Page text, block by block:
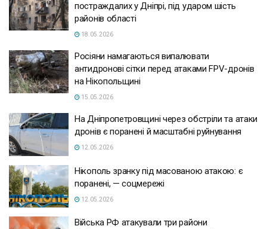
постраждалих у Дніпрі, під ударом шість
районів області
18.05.2026
Росіяни намагаються випалювати
антидронові сітки перед атаками FPV-дронів
на Нікопольщині
15.05.2026
На Дніпропетровщині через обстріли та атаки
дронів є поранені й масштабні руйнування
12.05.2026
Нікополь зранку під масованою атакою: є
поранені, — соцмережі
12.05.2026
Війська РФ атакували три райони